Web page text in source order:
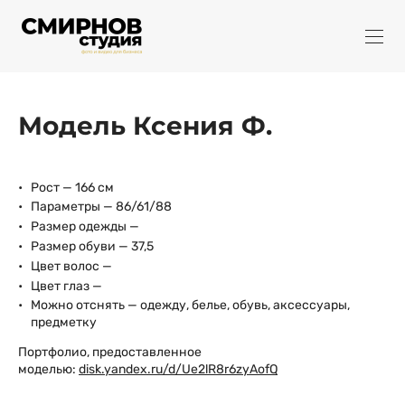
Модель Ксения Ф.
Рост — 166 см
Параметры — 86/61/88
Размер одежды —
Размер обуви — 37,5
Цвет волос —
Цвет глаз —
Можно отснять — одежду, белье, обувь, аксессуары,
предметку
Портфолио, предоставленное
моделью: disk.yandex.ru/d/Ue2lR8r6zyAofQ